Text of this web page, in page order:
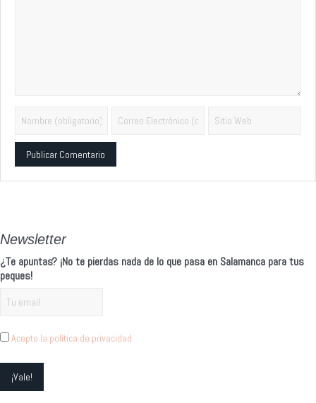
Newsletter
¿Te apuntas? ¡No te pierdas nada de lo que pasa en Salamanca para tus
peques!
Acepto la política de privacidad